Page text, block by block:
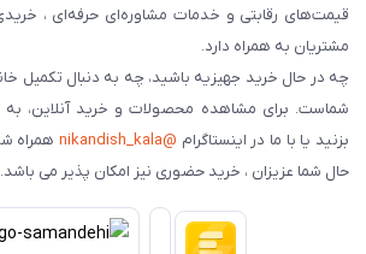
قیمت‌های رقابتی و خدمات مشاوره‌ای حرفه‌ای ،
مشتریان به همراه دارد.
چه در حال خرید جهیزیه باشید، چه به دنبال تکمیل
شماست. برای مشاهده محصولات و خرید آنلاین،
بزنید یا با ما در اینستاگرام @nikandish_kala
همراه
حال شما عزیزان ، خرید حضوری نیز امکان پذیر می باشد.